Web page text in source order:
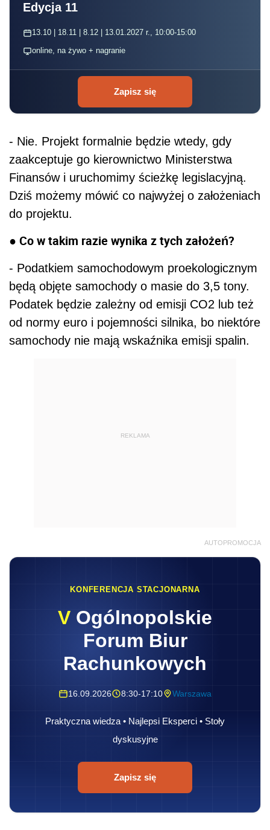
Edycja 11
13.10 | 18.11 | 8.12 | 13.01.2027 r., 10:00-15:00
online, na żywo + nagranie
Zapisz się
- Nie. Projekt formalnie będzie wtedy, gdy
zaakceptuje go kierownictwo Ministerstwa
Finansów i uruchomimy ścieżkę legislacyjną.
Dziś możemy mówić co najwyżej o założeniach
do projektu.
● Co w takim razie wynika z tych założeń?
- Podatkiem samochodowym proekologicznym
będą objęte samochody o masie do 3,5 tony.
Podatek będzie zależny od emisji CO2 lub też
od normy euro i pojemności silnika, bo niektóre
samochody nie mają wskaźnika emisji spalin.
REKLAMA
AUTOPROMOCJA
KONFERENCJA STACJONARNA
V Ogólnopolskie
Forum Biur
Rachunkowych
16.09.2026 8:30-17:10 Warszawa
Praktyczna wiedza • Najlepsi Eksperci • Stoły
dyskusyjne
Zapisz się